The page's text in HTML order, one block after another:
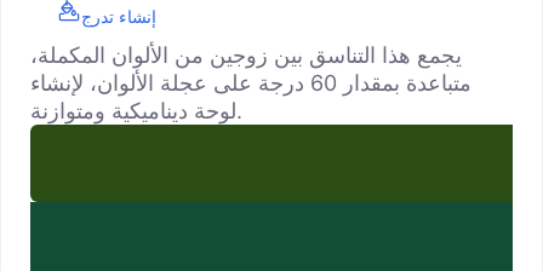
إنشاء تدرج
يجمع هذا التناسق بين زوجين من الألوان المكملة،
متباعدة بمقدار 60 درجة على عجلة الألوان، لإنشاء
لوحة ديناميكية ومتوازنة.